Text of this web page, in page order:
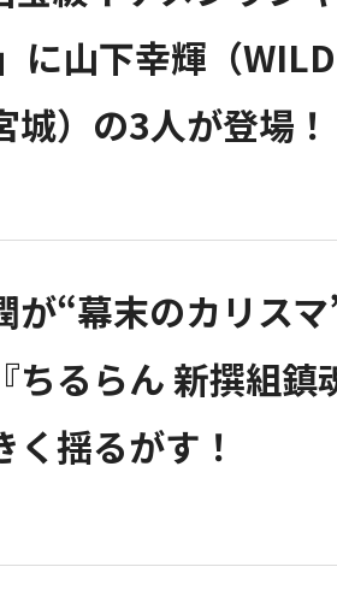
に山下幸輝（
城）の3人が登場
が“幕末のカリス
ちるらん 新撰組
く揺るがす！